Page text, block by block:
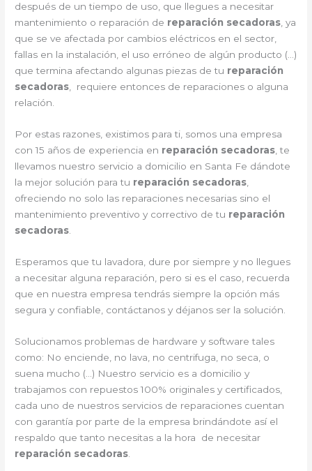
después de un tiempo de uso, que llegues a necesitar
mantenimiento o reparación de reparación secadoras , ya
que se ve afectada por cambios eléctricos en el sector,
fallas en la instalación, el uso erróneo de algún producto (…)
que termina afectando algunas piezas de tu reparación
secadoras , requiere entonces de reparaciones o alguna
relación.
Por estas razones, existimos para ti, somos una empresa
con 15 años de experiencia en reparación secadoras , te
llevamos nuestro servicio a domicilio en Santa Fe dándote
la mejor solución para tu reparación secadoras
ofreciendo no solo las reparaciones necesarias sino el
mantenimiento preventivo y correctivo de tu reparación
secadoras
Esperamos que tu lavadora, dure por siempre y no llegues
a necesitar alguna reparación, pero si es el caso, recuerda
que en nuestra empresa tendrás siempre la opción más
segura y confiable, contáctanos y déjanos ser la solución.
Solucionamos problemas de hardware y software tales
como: No enciende, no lava, no centrifuga, no seca, o
suena mucho (…) Nuestro servicio es a domicilio y
trabajamos con repuestos 100% originales y certificados,
cada uno de nuestros servicios de reparaciones cuentan
con garantía por parte de la empresa brindándote así el
respaldo que tanto necesitas a la hora de necesitar
reparación secadoras